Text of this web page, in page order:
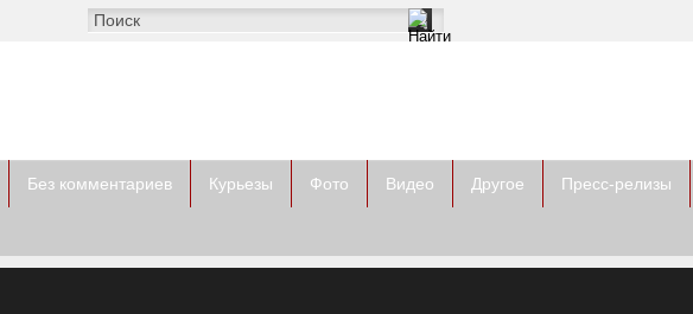
Без комментариев Курьезы Фото Видео Другое Пресс-релизы